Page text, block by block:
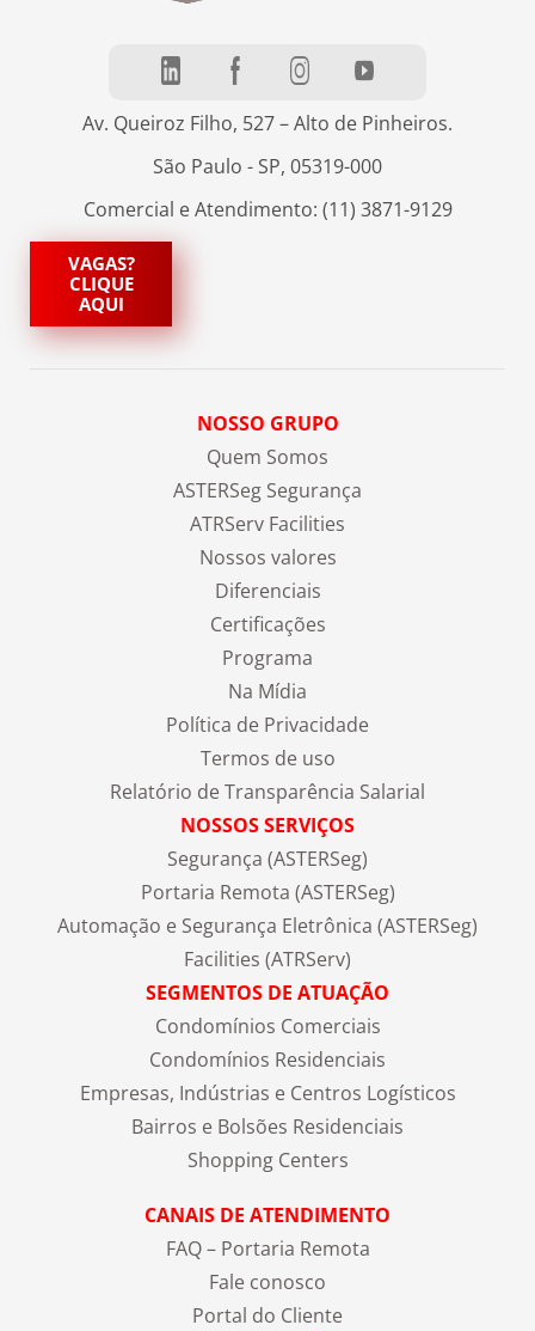
Av. Queiroz Filho, 527 – Alto de Pinheiros.
São Paulo - SP, 05319-000
Comercial e Atendimento: (11) 3871-9129
VAGAS?
CLIQUE
AQUI
NOSSO GRUPO
Quem Somos
ASTERSeg Segurança
ATRServ Facilities
Nossos valores
Diferenciais
Certificações
Programa
Na Mídia
Política de Privacidade
Termos de uso
Relatório de Transparência Salarial
NOSSOS SERVIÇOS
Segurança (ASTERSeg)
Portaria Remota (ASTERSeg)
Automação e Segurança Eletrônica (ASTERSeg)
Facilities (ATRServ)
SEGMENTOS DE ATUAÇÃO
Condomínios Comerciais
Condomínios Residenciais
Empresas, Indústrias e Centros Logísticos
Bairros e Bolsões Residenciais
Shopping Centers
CANAIS DE ATENDIMENTO
FAQ – Portaria Remota
Fale conosco
Portal do Cliente